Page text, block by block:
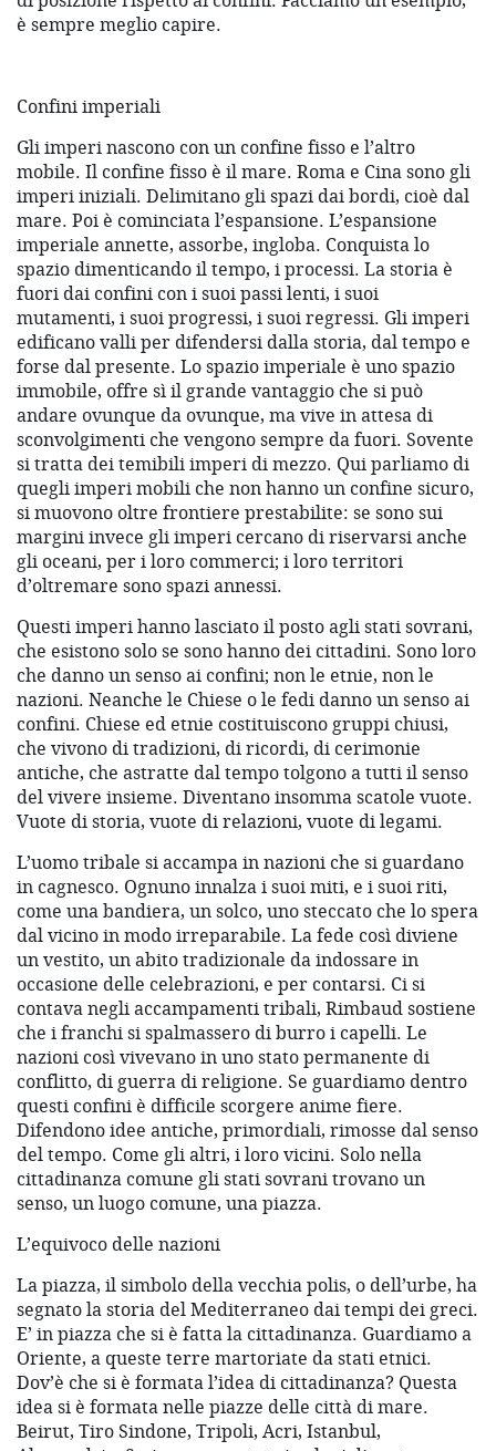
è sempre meglio capire.
Confini imperiali
Gli imperi nascono con un confine fisso e l’altro
mobile. Il confine fisso è il mare. Roma e Cina sono gli
imperi iniziali. Delimitano gli spazi dai bordi, cioè dal
mare. Poi è cominciata l’espansione. L’espansione
imperiale annette, assorbe, ingloba. Conquista lo
spazio dimenticando il tempo, i processi. La storia è
fuori dai confini con i suoi passi lenti, i suoi
mutamenti, i suoi progressi, i suoi regressi. Gli imperi
edificano valli per difendersi dalla storia, dal tempo e
forse dal presente. Lo spazio imperiale è uno spazio
immobile, offre sì il grande vantaggio che si può
andare ovunque da ovunque, ma vive in attesa di
sconvolgimenti che vengono sempre da fuori. Sovente
si tratta dei temibili imperi di mezzo. Qui parliamo di
quegli imperi mobili che non hanno un confine sicuro,
si muovono oltre frontiere prestabilite: se sono sui
margini invece gli imperi cercano di riservarsi anche
gli oceani, per i loro commerci; i loro territori
d’oltremare sono spazi annessi.
Questi imperi hanno lasciato il posto agli stati sovrani,
che esistono solo se sono hanno dei cittadini. Sono loro
che danno un senso ai confini; non le etnie, non le
nazioni. Neanche le Chiese o le fedi danno un senso ai
confini. Chiese ed etnie costituiscono gruppi chiusi,
che vivono di tradizioni, di ricordi, di cerimonie
antiche, che astratte dal tempo tolgono a tutti il senso
del vivere insieme. Diventano insomma scatole vuote.
Vuote di storia, vuote di relazioni, vuote di legami.
L’uomo tribale si accampa in nazioni che si guardano
in cagnesco. Ognuno innalza i suoi miti, e i suoi riti,
come una bandiera, un solco, uno steccato che lo spera
dal vicino in modo irreparabile. La fede così diviene
un vestito, un abito tradizionale da indossare in
occasione delle celebrazioni, e per contarsi. Ci si
contava negli accampamenti tribali, Rimbaud sostiene
che i franchi si spalmassero di burro i capelli. Le
nazioni così vivevano in uno stato permanente di
conflitto, di guerra di religione. Se guardiamo dentro
questi confini è difficile scorgere anime fiere.
Difendono idee antiche, primordiali, rimosse dal senso
del tempo. Come gli altri, i loro vicini. Solo nella
cittadinanza comune gli stati sovrani trovano un
senso, un luogo comune, una piazza.
L’equivoco delle nazioni
La piazza, il simbolo della vecchia polis, o dell’urbe, ha
segnato la storia del Mediterraneo dai tempi dei greci.
E’ in piazza che si è fatta la cittadinanza. Guardiamo a
Oriente, a queste terre martoriate da stati etnici.
Dov’è che si è formata l’idea di cittadinanza? Questa
idea si è formata nelle piazze delle città di mare.
Beirut, Tiro Sindone, Tripoli, Acri, Istanbul,